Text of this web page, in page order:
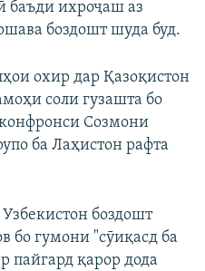
баъди ихроҷаш аз
боздошт шуда буд.
охир дар Қазоқистон
соли гузашта бо
Созмони
ба Лаҳистон рафта
боздошт
бо гумони "сӯиқасд ба
пайгард қарор дода